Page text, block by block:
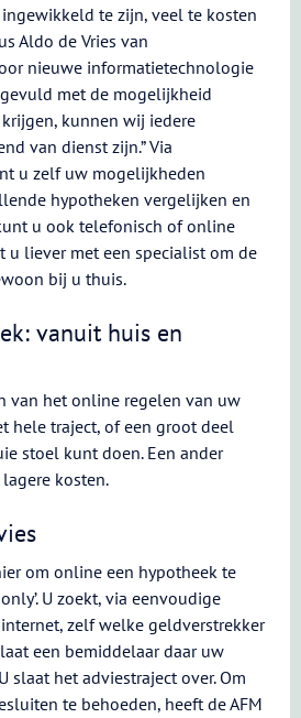
te zijn, veel te kosten
Aldo de Vries van
nieuwe informatietechnologie
met de mogelijkheid
kunnen wij iedere
van dienst zijn.” Via
u zelf uw mogelijkheden
hypotheken vergelijken en
u ook telefonisch of online
u liever met een specialist om de
bij u thuis.
vanuit huis en
van het online regelen van uw
hele traject, of een groot deel
stoel kunt doen. Een ander
kosten.
om online een hypotheek te
U zoekt, via eenvoudige
zelf welke geldverstrekker
een bemiddelaar daar uw
slaat het adviestraject over. Om
te behoeden, heeft de AFM